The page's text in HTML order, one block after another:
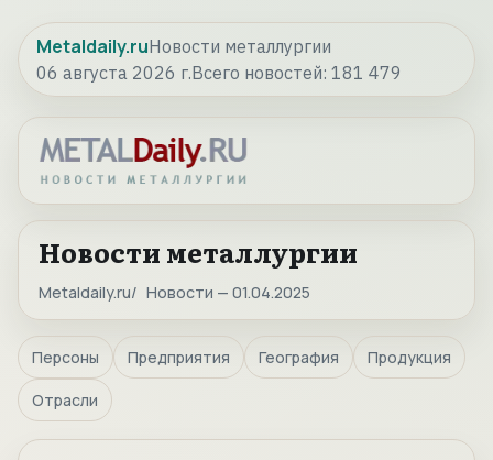
Metaldaily.ruНовости металлургии
06 августа 2026 г.Всего новостей: 181 479
Новости металлургии
Metaldaily.ru Новости — 01.04.2025
Персоны Предприятия География Продукция
Отрасли